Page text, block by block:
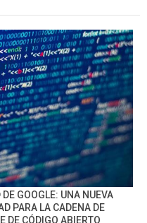
GOOGLE: UNA NUEVA
PARA LA CADENA DE
DE CÓDIGO ABIERTO